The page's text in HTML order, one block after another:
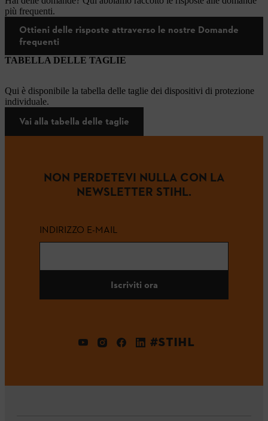
più frequenti.
Ottieni delle risposte attraverso le nostre Domande
frequenti
TABELLA DELLE TAGLIE
Qui è disponibile la tabella delle taglie dei dispositivi di protezione
individuale.
Vai alla tabella delle taglie
NON PERDETEVI NULLA CON LA
NEWSLETTER STIHL.
INDIRIZZO E-MAIL
Iscriviti ora
#STIHL